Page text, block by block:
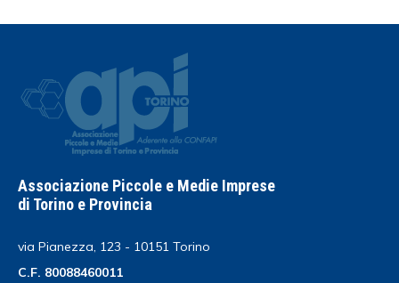
Associazione Piccole e Medie Imprese
di Torino e Provincia
via Pianezza, 123 - 10151 Torino
C.F. 80088460011